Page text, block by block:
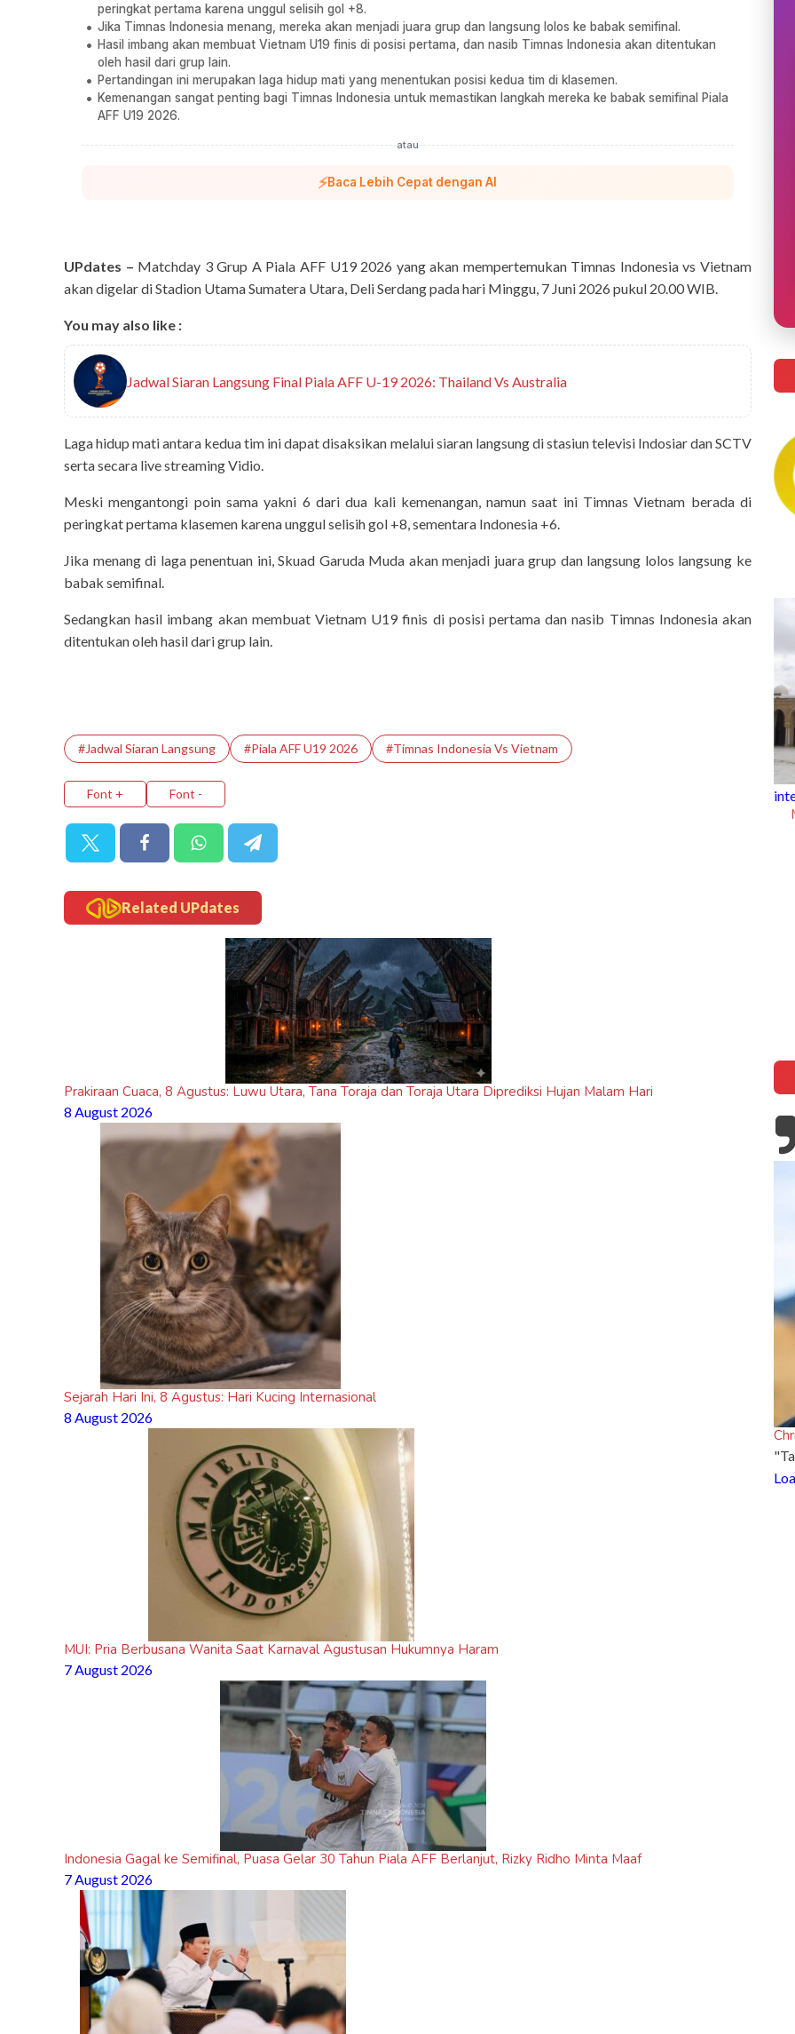
peringkat pertama karena unggul selisih gol +8.
Jika Timnas Indonesia menang, mereka akan menjadi juara grup dan langsung lolos ke babak semifinal.
Hasil imbang akan membuat Vietnam U19 finis di posisi pertama, dan nasib Timnas Indonesia akan ditentukan
oleh hasil dari grup lain.
Pertandingan ini merupakan laga hidup mati yang menentukan posisi kedua tim di klasemen.
Kemenangan sangat penting bagi Timnas Indonesia untuk memastikan langkah mereka ke babak semifinal Piala
AFF U19 2026.
atau
⚡Baca Lebih Cepat dengan AI
UPdates – Matchday 3 Grup A Piala AFF U19 2026 yang akan mempertemukan Timnas Indonesia vs Vietnam
akan digelar di Stadion Utama Sumatera Utara, Deli Serdang pada hari Minggu, 7 Juni 2026 pukul 20.00 WIB.
You may also like :
Jadwal Siaran Langsung Final Piala AFF U-19 2026: Thailand Vs Australia
Laga hidup mati antara kedua tim ini dapat disaksikan melalui siaran langsung di stasiun televisi Indosiar dan SCTV
serta secara live streaming Vidio.
Meski mengantongi poin sama yakni 6 dari dua kali kemenangan, namun saat ini Timnas Vietnam berada di
peringkat pertama klasemen karena unggul selisih gol +8, sementara Indonesia +6.
Jika menang di laga penentuan ini, Skuad Garuda Muda akan menjadi juara grup dan langsung lolos langsung ke
babak semifinal.
Sedangkan hasil imbang akan membuat Vietnam U19 finis di posisi pertama dan nasib Timnas Indonesia akan
ditentukan oleh hasil dari grup lain.
#Jadwal Siaran Langsung #Piala AFF U19 2026 #Timnas Indonesia Vs Vietnam
Font + Font -
Related UPdates
Prakiraan Cuaca, 8 Agustus: Luwu Utara, Tana Toraja dan Toraja Utara Diprediksi Hujan Malam Hari
8 August 2026
Sejarah Hari Ini, 8 Agustus: Hari Kucing Internasional
8 August 2026
MUI: Pria Berbusana Wanita Saat Karnaval Agustusan Hukumnya Haram
7 August 2026
Indonesia Gagal ke Semifinal, Puasa Gelar 30 Tahun Piala AFF Berlanjut, Rizky Ridho Minta Maaf
7 August 2026
tipstrick
Tips Trick Today, Jumat 7 Agustus 2026
Mengenal Masjid Agung
Tunisia yang Berusia 1.300